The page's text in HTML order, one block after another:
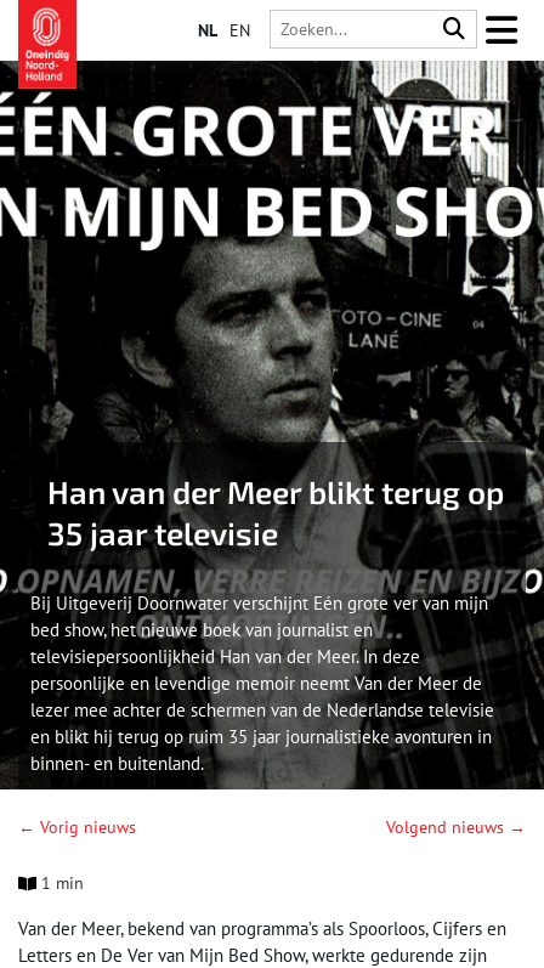
NL EN
Han van der Meer blikt terug op
35 jaar televisie
Bij Uitgeverij Doornwater verschijnt Eén grote ver van mijn
bed show, het nieuwe boek van journalist en
televisiepersoonlijkheid Han van der Meer. In deze
persoonlijke en levendige memoir neemt Van der Meer de
lezer mee achter de schermen van de Nederlandse televisie
en blikt hij terug op ruim 35 jaar journalistieke avonturen in
binnen- en buitenland.
← Vorig nieuws Volgend nieuws →
1 min
Van der Meer, bekend van programma’s als Spoorloos, Cijfers en
Letters en De Ver van Mijn Bed Show, werkte gedurende zijn